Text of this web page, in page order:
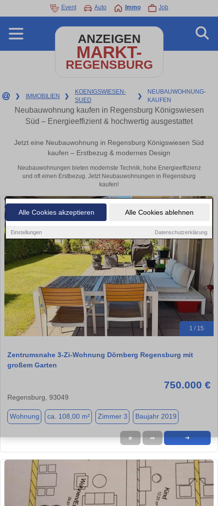
Alle Cookies akzeptieren Alle Cookies ablehnen
Einstellungen Datenschutzerklärung
Event Auto Immo Job
ANZEIGEN
MARKT-
REGENSBURG
❯ IMMOBILIEN ❯
KOENIGSWIESEN-
SUED
❯
NEUBAUWOHNUNG-
KAUFEN
Neubauwohnung kaufen in Regensburg Königswiesen
Süd – Energieeffizient & hochwertig ausgestattet
Jetzt eine Neubauwohnung in Regensburg Königswiesen Süd
kaufen – Erstbezug & modernes Design
Neubauwohnungen bieten modernste Technik, hohe Energieeffizienz
und oft einen Erstbezug. Jetzt Neubauwohnungen in Regensburg
kaufen!
1 / 15
Zentrumsnahe 3-Zi-Wohnung Dörnberg Regensburg mit
großem Garten
750.000 €
Regensburg, 93049
Wohnung ca. 108,00 m² Zimmer 3 Baujahr 2019
★ ➦ ➜